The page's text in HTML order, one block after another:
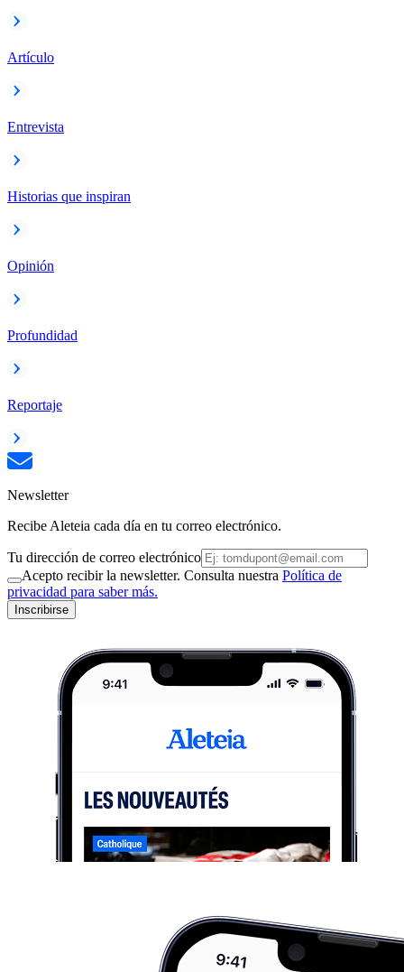
Artículo
Entrevista
Historias que inspiran
Opinión
Profundidad
Reportaje
Newsletter
Recibe Aleteia cada día en tu correo electrónico.
Tu dirección de correo electrónico
Acepto recibir la newsletter. Consulta nuestra Política de
privacidad para saber más.
Inscribirse